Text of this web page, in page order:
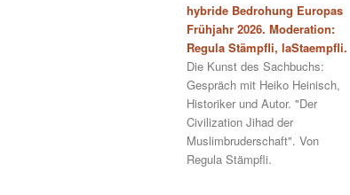
hybride Bedrohung Europas
Frühjahr 2026. Moderation:
Regula Stämpfli, laStaempfli.
Die Kunst des Sachbuchs:
Gespräch mit Heiko Heinisch,
Historiker und Autor. "Der
Civilization Jihad der
Muslimbruderschaft". Von
Regula Stämpfli.